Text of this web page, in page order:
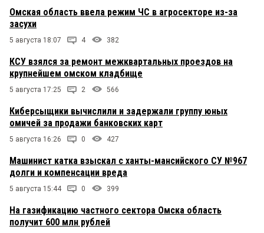
Омская область ввела режим ЧС в агросекторе из-за
засухи
5 августа 18:07 4 382
КСУ взялся за ремонт межквартальных проездов на
крупнейшем омском кладбище
5 августа 17:25 2 566
Киберсыщики вычислили и задержали группу юных
омичей за продажи банковских карт
5 августа 16:26 0 427
Машинист катка взыскал с ханты-мансийского СУ №967
долги и компенсации вреда
5 августа 15:44 0 399
На газификацию частного сектора Омска область
получит 600 млн рублей